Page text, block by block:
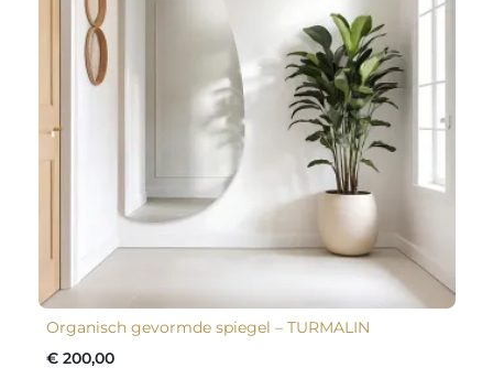
Organisch gevormde spiegel – TURMALIN
€ 200,00